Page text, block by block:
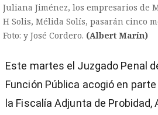
Juliana Jiménez, los empresarios de
H Solis, Mélida Solís, pasarán cinco
Foto: y José Cordero. (Albert Marín)
Este martes el Juzgado Penal
Función Pública acogió en
la Fiscalía Adjunta de